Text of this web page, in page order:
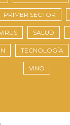
PRIMER SECTOR
SALUD
TECNOLOGÍA
VINO